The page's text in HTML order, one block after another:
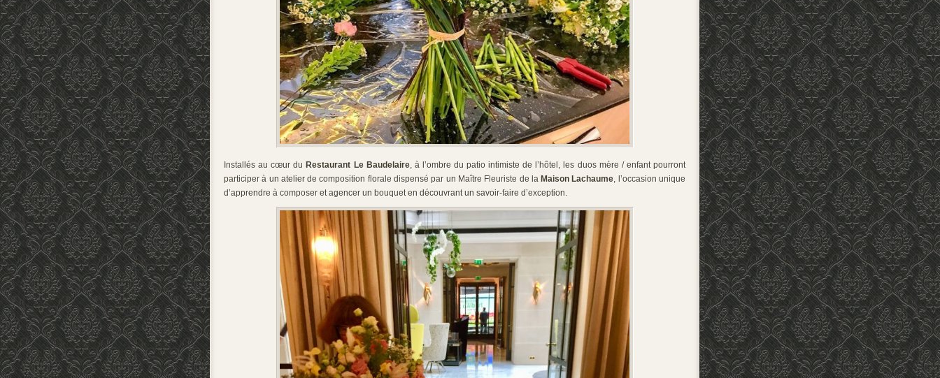
Installés au cœur du Restaurant Le Baudelaire, à l’ombre du patio intimiste de l’hôtel, les duos mère / enfant pourront
participer à un atelier de composition florale dispensé par un Maître Fleuriste de la Maison Lachaume, l’occasion unique
d’apprendre à composer et agencer un bouquet en découvrant un savoir-faire d’exception.